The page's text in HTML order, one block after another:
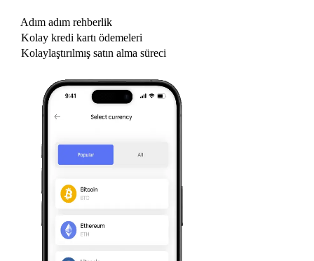
Adım adım rehberlik
Kolay kredi kartı ödemeleri
Kolaylaştırılmış satın alma süreci